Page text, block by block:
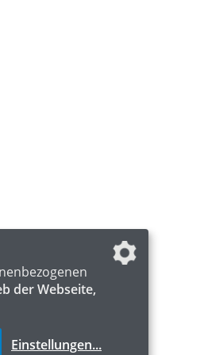
der Webseite,
Einstellungen...